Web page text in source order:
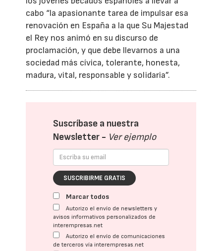
cabo “la apasionante tarea de impulsar esa
renovación en España a la que Su Majestad
el Rey nos animó en su discurso de
proclamación, y que debe llevarnos a una
sociedad más cívica, tolerante, honesta,
madura, vital, responsable y solidaria”.
Suscríbase a nuestra
Newsletter - Ver ejemplo
SUSCRIBIRME GRATIS
Marcar todos
Autorizo el envío de newsletters y
avisos informativos personalizados de
interempresas.net
Autorizo el envío de comunicaciones
de terceros vía interempresas.net